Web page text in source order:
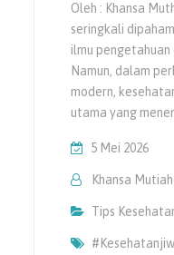
Oleh : Khansa
seringkali
ilmu
Namun, dalam
modern,
utama yang
5 Mei 2026
Khansa Mutiah
Tips